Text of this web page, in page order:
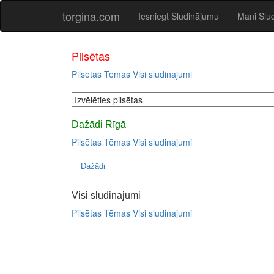
torgina.com Iesniegt Sludinājumu Mani
Pilsētas
Pilsētas Tēmas Visi sludinajumi
Dažādi Rīgā
Pilsētas Tēmas Visi sludinajumi
Dažādi
Visi sludinajumi
Pilsētas Tēmas Visi sludinajumi